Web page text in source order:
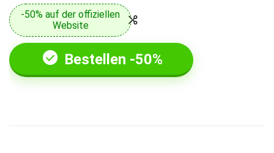
-50% auf der offiziellen
Website
Bestellen -50%